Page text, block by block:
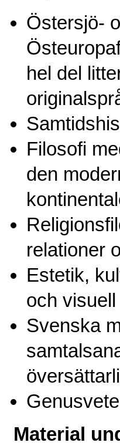
Östersjö-
hel del
Filosofi
den
relationer
Estetik,
och
Svenska
Material